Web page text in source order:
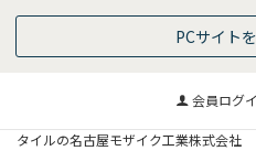
PCサイト
会員ログ
タイルの名古屋モザイク工業株式会社